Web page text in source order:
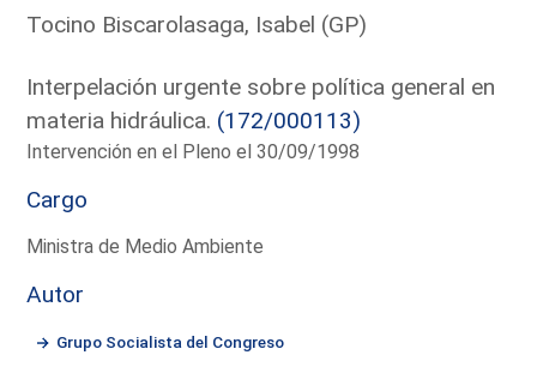
Tocino Biscarolasaga, Isabel (GP)
Interpelación urgente sobre política general en
materia hidráulica. (172/000113)
Intervención en el Pleno el 30/09/1998
Cargo
Ministra de Medio Ambiente
Autor
Grupo Socialista del Congreso